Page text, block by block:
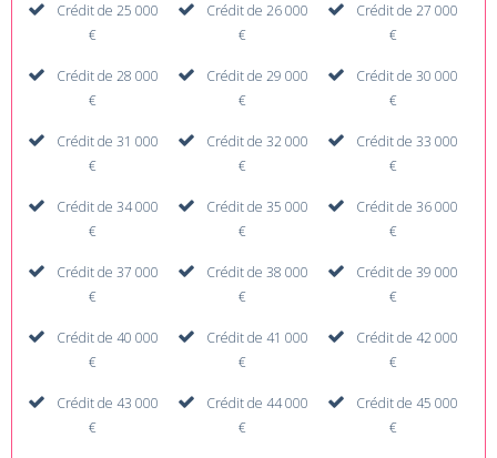
Crédit de 25 000
€
Crédit de 26 000
€
Crédit de 27 000
€
Crédit de 28 000
€
Crédit de 29 000
€
Crédit de 30 000
€
Crédit de 31 000
€
Crédit de 32 000
€
Crédit de 33 000
€
Crédit de 34 000
€
Crédit de 35 000
€
Crédit de 36 000
€
Crédit de 37 000
€
Crédit de 38 000
€
Crédit de 39 000
€
Crédit de 40 000
€
Crédit de 41 000
€
Crédit de 42 000
€
Crédit de 43 000
€
Crédit de 44 000
€
Crédit de 45 000
€